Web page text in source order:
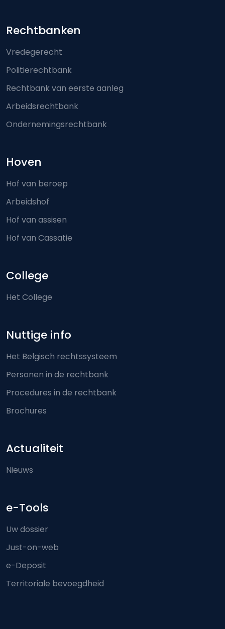
Footer-menu
Rechtbanken
Vredegerecht
Politierechtbank
Rechtbank van eerste aanleg
Arbeidsrechtbank
Ondernemingsrechtbank
Hoven
Hof van beroep
Arbeidshof
Hof van assisen
Hof van Cassatie
College
Het College
Nuttige info
Het Belgisch rechtssysteem
Personen in de rechtbank
Procedures in de rechtbank
Brochures
Actualiteit
Nieuws
e-Tools
Uw dossier
Just-on-web
e-Deposit
Territoriale bevoegdheid